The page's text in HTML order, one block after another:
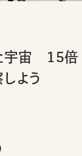
宇宙 15倍
よう